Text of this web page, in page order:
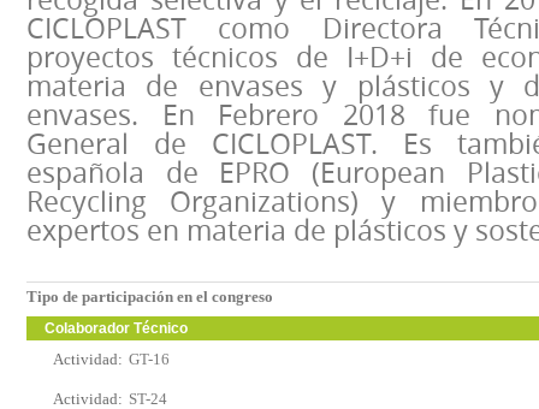
CICLOPLAST como Directora
proyectos técnicos de I+D+i de
materia de envases y plásticos y
envases. En Febrero 2018 fue
General de CICLOPLAST. Es
española de EPRO (European
Recycling Organizations) y
expertos en materia de plásticos y
Tipo de participación en el congreso
Colaborador Técnico
Actividad: GT-16
Actividad: ST-24